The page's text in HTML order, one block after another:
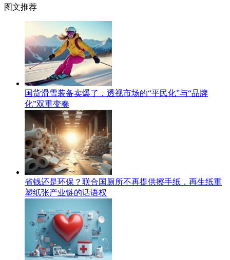
图文推荐
国货滑雪装备卖爆了，透视市场的“平民化”与“品牌
化”双重变奏
省钱还是环保？联合国厕所不再提供擦手纸，再生纸重
塑纸张产业链的话语权